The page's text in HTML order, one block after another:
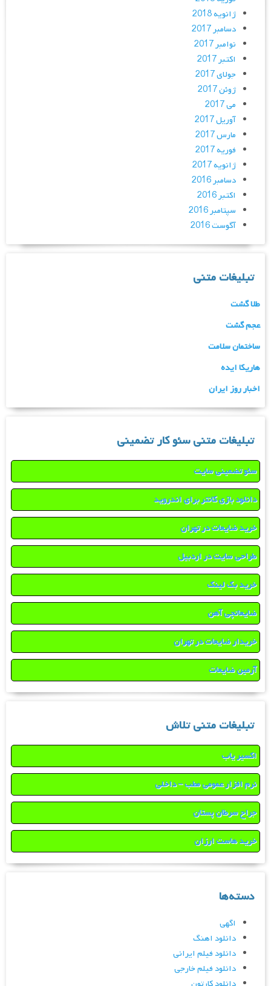
ژانویه 2018
دسامبر 2017
نوامبر 2017
اکتبر 2017
جولای 2017
ژوئن 2017
می 2017
آوریل 2017
مارس 2017
فوریه 2017
ژانویه 2017
دسامبر 2016
اکتبر 2016
سپتامبر 2016
آگوست 2016
تبلیغات متنی
طلا گشت
عجم گشت
ساختمان سلامت
هاریکا ایده
اخبار روز ایران
تبلیغات متنی سئو کار تضمینی
سئو تضمینی سایت
دانلود بازی کانتر برای اندروید
خرید ضایعات در تهران
طراحی سایت در اردبیل
خرید بک لینک
ضایعاتچی آهن
خریدار ضایعات در تهران
آرمین ضایعات
تبلیغات متنی تلاش
اکسیر یاب
نرم افزار عمومی مطب – داخلی
جراح سرطان پستان
خرید هاست ارزان
دسته‌ها
اگهی
دانلود اهنگ
دانلود فیلم ایرانی
دانلود فیلم خارجی